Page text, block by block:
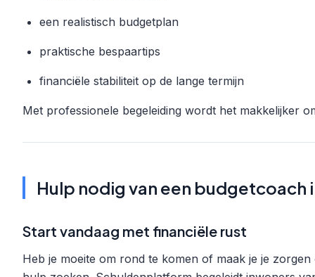
een realistisch budgetplan
praktische bespaartips
financiële stabiliteit op de lange termijn
Met professionele begeleiding wordt het makkelijker
Hulp nodig van een budgetcoach
Start vandaag met financiële rust
Heb je moeite om rond te komen of maak je je